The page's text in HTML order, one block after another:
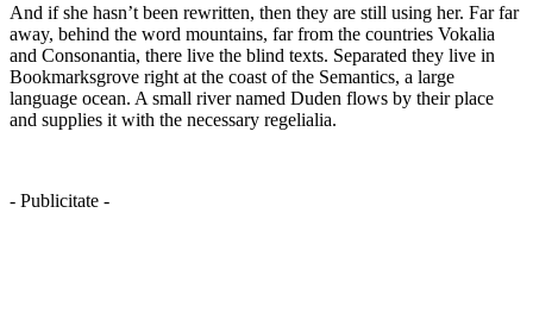
And if she hasn’t been rewritten, then they are still using her. Far far
away, behind the word mountains, far from the countries Vokalia
and Consonantia, there live the blind texts. Separated they live in
Bookmarksgrove right at the coast of the Semantics, a large
language ocean. A small river named Duden flows by their place
and supplies it with the necessary regelialia.
- Publicitate -